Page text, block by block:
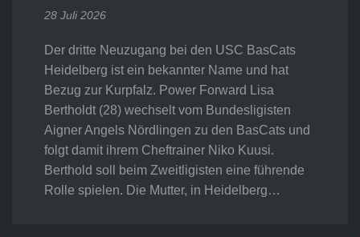
28 Juli 2026
Der dritte Neuzugang bei den USC BasCats
Heidelberg ist ein bekannter Name und hat
Bezug zur Kurpfalz. Power Forward Lisa
Bertholdt (28) wechselt vom Bundesligisten
Aigner Angels Nördlingen zu den BasCats und
folgt damit ihrem Cheftrainer Niko Kuusi.
Berthold soll beim Zweitligisten eine führende
Rolle spielen. Die Mutter, in Heidelberg…